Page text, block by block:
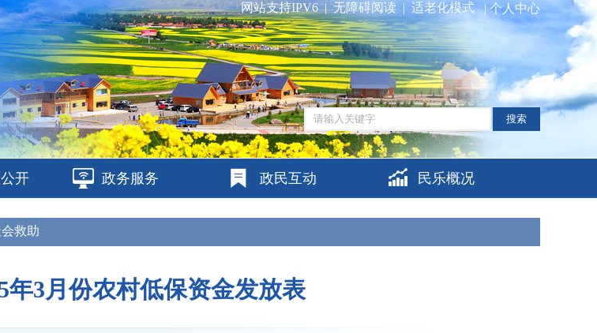
网站支持IPV6 | 无障碍阅读 | 适老化模式 | 个人中心
搜索
开 政务服务 政民互动 民乐概况
救助
年3月份农村低保资金发放表